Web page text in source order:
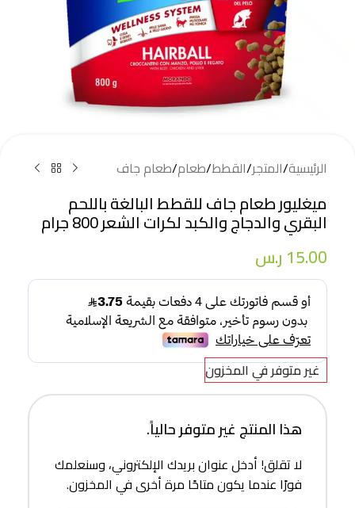
الرئيسية/المتجر/القطط/طعام/طعام جاف
ميغليور طعام جاف للقطط البالغة باللحم
البقري والدجاج والكبد لكرات الشعر 800 جرام
15.00 ر.س
غير متوفر في المخزون
هذا المنتج غير متوفر حالياً.
لا تقلق! أدخل عنوان بريدك الإلكتروني، وسنعلمك
فورًا عندما يكون متاحًا مرة أخرى في المخزون.